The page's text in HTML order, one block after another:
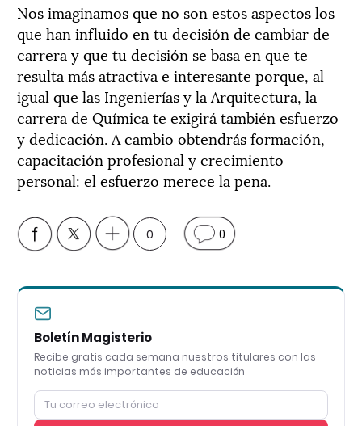
Nos imaginamos que no son estos aspectos los
que han influido en tu decisión de cambiar de
carrera y que tu decisión se basa en que te
resulta más atractiva e interesante porque, al
igual que las Ingenierías y la Arquitectura, la
carrera de Química te exigirá también esfuerzo
y dedicación. A cambio obtendrás formación,
capacitación profesional y crecimiento
personal: el esfuerzo merece la pena.
0 0
Boletín Magisterio
Recibe gratis cada semana nuestros titulares con las
noticias más importantes de educación